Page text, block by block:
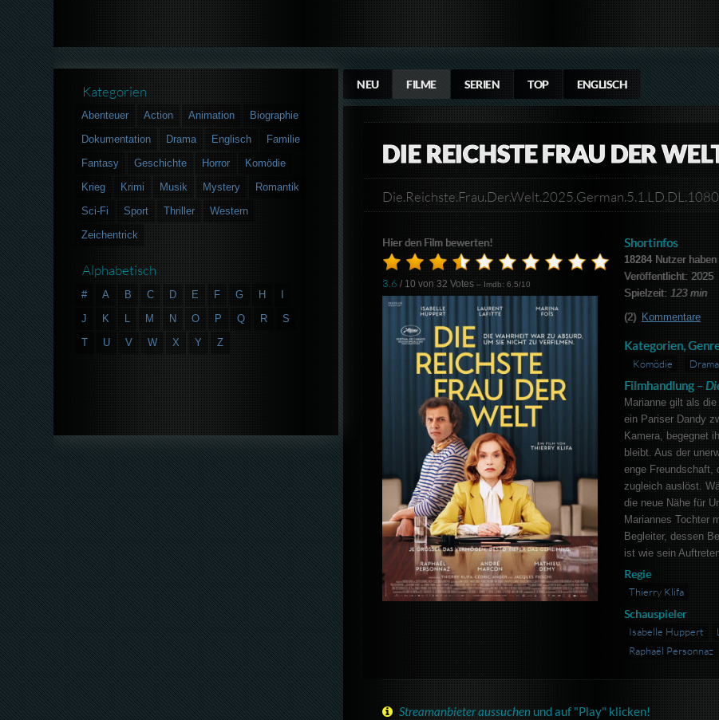
NEU FILME SERIEN TOP ENGLISCH
DIE REICHSTE FRAU DER
Hier den Film bewerten!
3.6 / 10 von32 Votes – Imdb: 6.5/10
Shortinfos
18284Nutzer haben
Veröffentlicht: 2025
Spielzeit: 123 min
(2) Kommentare
Kategorien,
Komödie Drama
Filmhandlung –
Marianne gilt als
ein Pariser Dandy
Kamera, begegnet
bleibt. Aus der
enge Freundschaft,
zugleich auslöst.
die neue Nähe für
Mariannes Tochter
Begleiter, dessen
ist wie sein
Regie
Thierry Klifa
Schauspieler
Isabelle Huppert
Raphaël Personnaz
Streamanbieter aussuchen und auf "Play" klicken!
Kategorien
Abenteuer Action Animation
Biographie
Dokumentation
Drama Englisch
Familie
Fantasy
Geschichte Horror
Komödie
Krieg
Krimi Musik Mystery
Romantik
Sci-Fi
Sport Thriller
Western
Zeichentrick
Alphabetisch
# A B C D E F G H
J
K L M N O P Q R
S
T
U V W X Y Z